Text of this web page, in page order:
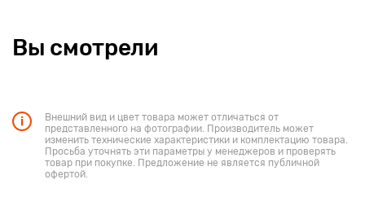
Вы смотрели
Внешний вид и цвет товара может отличаться от
представленного на фотографии. Производитель может
изменить технические характеристики и комплектацию товара.
Просьба уточнять эти параметры у менеджеров и проверять
товар при покупке. Предложение не является публичной
офертой.